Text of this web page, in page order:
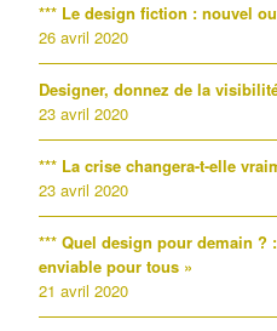
*** Le design fiction : nouvel
26 avril 2020
Designer, donnez de la
23 avril 2020
*** La crise changera-t-elle
23 avril 2020
*** Quel design pour demain ?
enviable pour tous »
21 avril 2020